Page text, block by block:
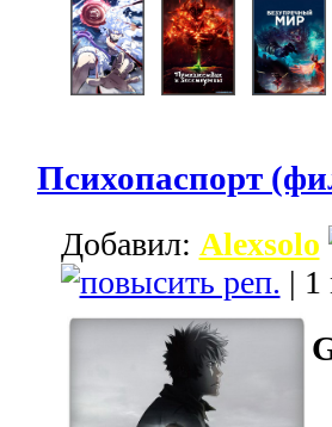
Психопаспорт
Добавил: Alexsolo
| 1